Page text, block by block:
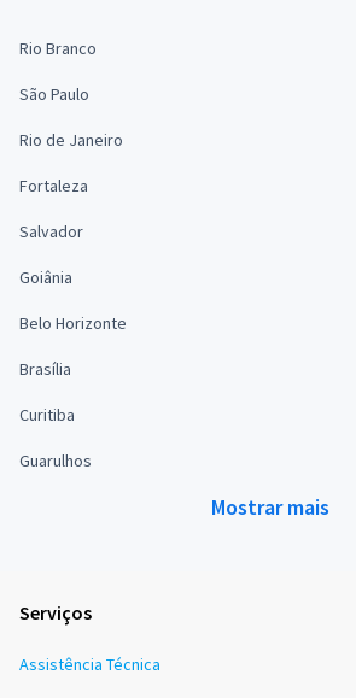
Rio Branco
São Paulo
Rio de Janeiro
Fortaleza
Salvador
Goiânia
Belo Horizonte
Brasília
Curitiba
Guarulhos
Mostrar mais
Serviços
Assistência Técnica